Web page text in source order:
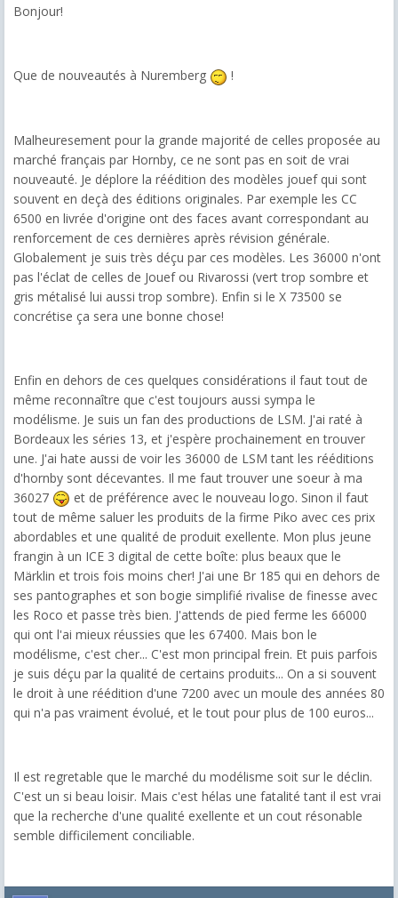
Bonjour!
Que de nouveautés à Nuremberg !
Malheuresement pour la grande majorité de celles proposée au
marché français par Hornby, ce ne sont pas en soit de vrai
nouveauté. Je déplore la réédition des modèles jouef qui sont
souvent en deçà des éditions originales. Par exemple les CC
6500 en livrée d'origine ont des faces avant correspondant au
renforcement de ces dernières après révision générale.
Globalement je suis très déçu par ces modèles. Les 36000 n'ont
pas l'éclat de celles de Jouef ou Rivarossi (vert trop sombre et
gris métalisé lui aussi trop sombre). Enfin si le X 73500 se
concrétise ça sera une bonne chose!
Enfin en dehors de ces quelques considérations il faut tout de
même reconnaître que c'est toujours aussi sympa le
modélisme. Je suis un fan des productions de LSM. J'ai raté à
Bordeaux les séries 13, et j'espère prochainement en trouver
une. J'ai hate aussi de voir les 36000 de LSM tant les rééditions
d'hornby sont décevantes. Il me faut trouver une soeur à ma
36027
et de préférence avec le nouveau logo. Sinon il faut
tout de même saluer les produits de la firme Piko avec ces prix
abordables et une qualité de produit exellente. Mon plus jeune
frangin à un ICE 3 digital de cette boîte: plus beaux que le
Märklin et trois fois moins cher! J'ai une Br 185 qui en dehors de
ses pantographes et son bogie simplifié rivalise de finesse avec
les Roco et passe très bien. J'attends de pied ferme les 66000
qui ont l'ai mieux réussies que les 67400. Mais bon le
modélisme, c'est cher... C'est mon principal frein. Et puis parfois
je suis déçu par la qualité de certains produits... On a si souvent
le droit à une réédition d'une 7200 avec un moule des années 80
qui n'a pas vraiment évolué, et le tout pour plus de 100 euros...
Il est regretable que le marché du modélisme soit sur le déclin.
C'est un si beau loisir. Mais c'est hélas une fatalité tant il est vrai
que la recherche d'une qualité exellente et un cout résonable
semble difficilement conciliable.